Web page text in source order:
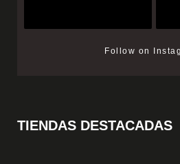
Follow on
TIENDAS DESTACADAS